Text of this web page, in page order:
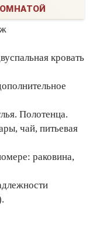
кровать
Полотенца.
чай, питьевая
раковина,